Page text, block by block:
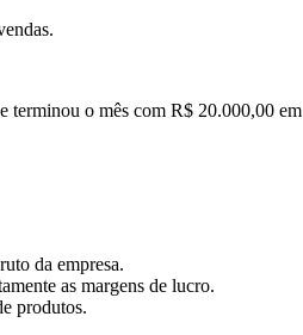
terminou o mês com R$ 20.000,00 em
da empresa.
as margens de lucro.
produtos.